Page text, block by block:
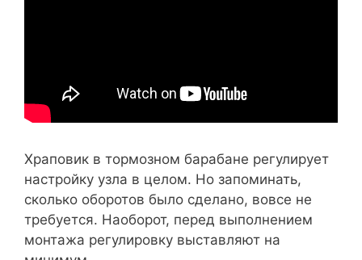
Храповик в тормозном барабане регулирует
настройку узла в целом. Но запоминать,
сколько оборотов было сделано, вовсе не
требуется. Наоборот, перед выполнением
монтажа регулировку выставляют на